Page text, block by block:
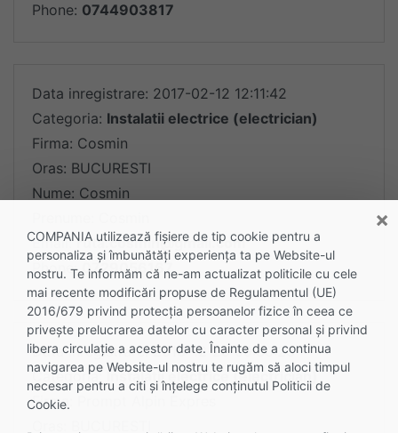
Phone: 0744903817
Data inregistrare: 2017-02-12 12:11:42
Categoria: Instalatii electrice (electrician)
Firma: Cosmin
Oras: BUCURESTI
Nume: Cosmin
Email:ruta.cosmin@gmail.com
Phone:0729056167
Data inregistrare: 2016-12-29 09:30:23
Categoria: Instalatii electrice (electrician)
Firma: Prompt Alpin Expres
COMPANIA utilizează fişiere de tip cookie pentru a
personaliza și îmbunătăți experiența ta pe Website-ul
nostru. Te informăm că ne-am actualizat politicile cu cele
mai recente modificări propuse de Regulamentul (UE)
2016/679 privind protecția persoanelor fizice în ceea ce
privește prelucrarea datelor cu caracter personal și privind
libera circulație a acestor date. Înainte de a continua
navigarea pe Website-ul nostru te rugăm să aloci timpul
necesar pentru a citi și înțelege conținutul Politicii de
Cookie.
×